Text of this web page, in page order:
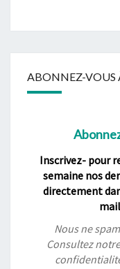
ABONNEZ-VOUS
Inscrivez- pour
semaine nos
directement
Nous ne
Consultez